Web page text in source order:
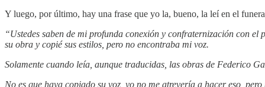
Y luego, por último, hay una frase que yo la, bueno, la leí en el
“Ustedes saben de mi profunda conexión y confraternización con
su obra y copié sus estilos, pero no encontraba mi voz.
Solamente cuando leía, aunque traducidas, las obras de Federico
No es que haya copiado su voz, yo no me atrevería a hacer eso,